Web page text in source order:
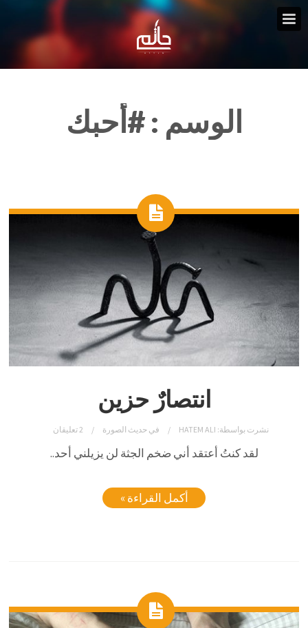
الوسم :#أحبك
انتصارٌ حزين
نشرت بواسطة: HATEM ALI في حديث الصورة 2 تعليقان
لقد كنتُ أعتقد أني ضخم الجثة لن يزيلني أحد..
أكمل القراءة »